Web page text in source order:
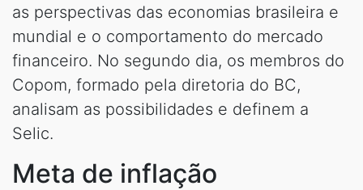
as perspectivas das economias brasileira e
mundial e o comportamento do mercado
financeiro. No segundo dia, os membros do
Copom, formado pela diretoria do BC,
analisam as possibilidades e definem a
Selic.
Meta de inflação